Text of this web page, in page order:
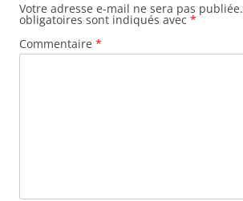
Votre adresse e-mail ne sera pas publiée.
obligatoires sont indiqués avec *
Commentaire *